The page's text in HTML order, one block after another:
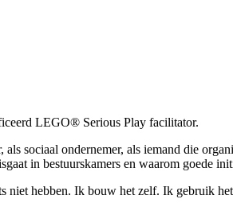
LEGO® Serious Play facilitator.
sociaal ondernemer, als iemand die
in bestuurskamers en waarom goede
niet hebben. Ik bouw het zelf. Ik gebruik